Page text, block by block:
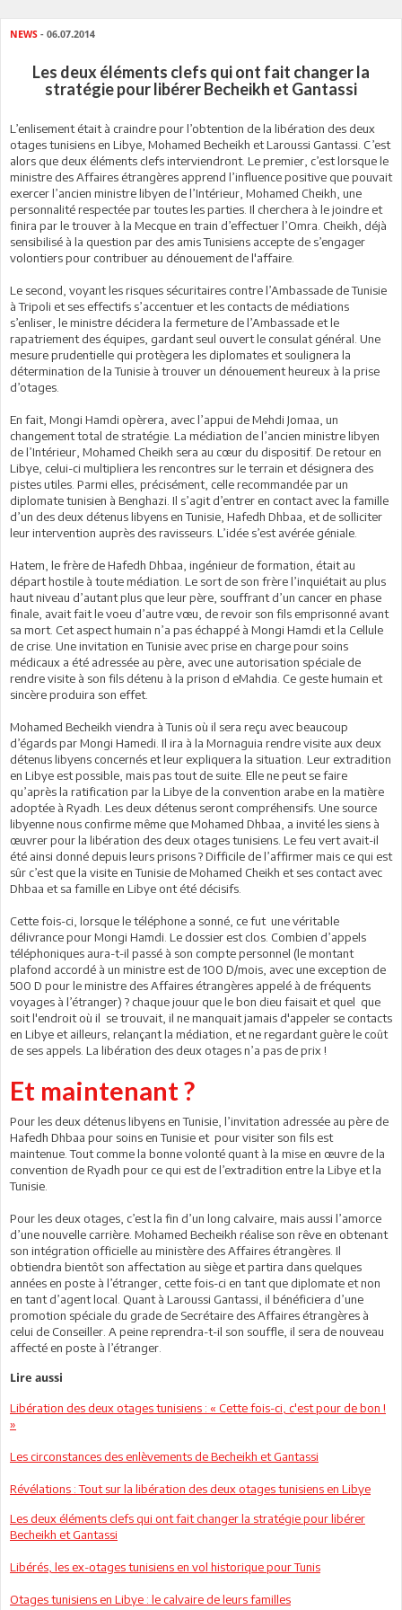
NEWS - 06.07.2014
Les deux éléments clefs qui ont fait changer la
stratégie pour libérer Becheikh et Gantassi
L’enlisement était à craindre pour l’obtention de la libération des deux
otages tunisiens en Libye, Mohamed Becheikh et Laroussi Gantassi. C’est
alors que deux éléments clefs interviendront. Le premier, c’est lorsque le
ministre des Affaires étrangères apprend l’influence positive que pouvait
exercer l’ancien ministre libyen de l’Intérieur, Mohamed Cheikh, une
personnalité respectée par toutes les parties. Il cherchera à le joindre et
finira par le trouver à la Mecque en train d’effectuer l’Omra. Cheikh, déjà
sensibilisé à la question par des amis Tunisiens accepte de s’engager
volontiers pour contribuer au dénouement de l'affaire.
Le second, voyant les risques sécuritaires contre l’Ambassade de Tunisie
à Tripoli et ses effectifs s’accentuer et les contacts de médiations
s’enliser, le ministre décidera la fermeture de l’Ambassade et le
rapatriement des équipes, gardant seul ouvert le consulat général. Une
mesure prudentielle qui protègera les diplomates et soulignera la
détermination de la Tunisie à trouver un dénouement heureux à la prise
d’otages.
En fait, Mongi Hamdi opèrera, avec l’appui de Mehdi Jomaa, un
changement total de stratégie. La médiation de l’ancien ministre libyen
de l’Intérieur, Mohamed Cheikh sera au cœur du dispositif. De retour en
Libye, celui-ci multipliera les rencontres sur le terrain et désignera des
pistes utiles. Parmi elles, précisément, celle recommandée par un
diplomate tunisien à Benghazi. Il s’agit d’entrer en contact avec la famille
d’un des deux détenus libyens en Tunisie, Hafedh Dhbaa, et de solliciter
leur intervention auprès des ravisseurs. L’idée s’est avérée géniale.
Hatem, le frère de Hafedh Dhbaa, ingénieur de formation, était au
départ hostile à toute médiation. Le sort de son frère l’inquiétait au plus
haut niveau d’autant plus que leur père, souffrant d’un cancer en phase
finale, avait fait le voeu d’autre vœu, de revoir son fils emprisonné avant
sa mort. Cet aspect humain n’a pas échappé à Mongi Hamdi et la Cellule
de crise. Une invitation en Tunisie avec prise en charge pour soins
médicaux a été adressée au père, avec une autorisation spéciale de
rendre visite à son fils détenu à la prison d eMahdia. Ce geste humain et
sincère produira son effet.
Mohamed Becheikh viendra à Tunis où il sera reçu avec beaucoup
d’égards par Mongi Hamedi. Il ira à la Mornaguia rendre visite aux deux
détenus libyens concernés et leur expliquera la situation. Leur extradition
en Libye est possible, mais pas tout de suite. Elle ne peut se faire
qu’après la ratification par la Libye de la convention arabe en la matière
adoptée à Ryadh. Les deux détenus seront compréhensifs. Une source
libyenne nous confirme même que Mohamed Dhbaa, a invité les siens à
œuvrer pour la libération des deux otages tunisiens. Le feu vert avait-il
été ainsi donné depuis leurs prisons ? Difficile de l’affirmer mais ce qui est
sûr c’est que la visite en Tunisie de Mohamed Cheikh et ses contact avec
Dhbaa et sa famille en Libye ont été décisifs.
Cette fois-ci, lorsque le téléphone a sonné, ce fut une véritable
délivrance pour Mongi Hamdi. Le dossier est clos. Combien d’appels
téléphoniques aura-t-il passé à son compte personnel (le montant
plafond accordé à un ministre est de 100 D/mois, avec une exception de
500 D pour le ministre des Affaires étrangères appelé à de fréquents
voyages à l’étranger) ? chaque jouur que le bon dieu faisait et quel que
soit l'endroit où il se trouvait, il ne manquait jamais d'appeler se contacts
en Libye et ailleurs, relançant la médiation, et ne regardant guère le coût
de ses appels. La libération des deux otages n’a pas de prix !
Et maintenant ?
Pour les deux détenus libyens en Tunisie, l’invitation adressée au père de
Hafedh Dhbaa pour soins en Tunisie et pour visiter son fils est
maintenue. Tout comme la bonne volonté quant à la mise en œuvre de la
convention de Ryadh pour ce qui est de l’extradition entre la Libye et la
Tunisie.
Pour les deux otages, c’est la fin d’un long calvaire, mais aussi l’amorce
d’une nouvelle carrière. Mohamed Becheikh réalise son rêve en obtenant
son intégration officielle au ministère des Affaires étrangères. Il
obtiendra bientôt son affectation au siège et partira dans quelques
années en poste à l’étranger, cette fois-ci en tant que diplomate et non
en tant d’agent local. Quant à Laroussi Gantassi, il bénéficiera d’une
promotion spéciale du grade de Secrétaire des Affaires étrangères à
celui de Conseiller. A peine reprendra-t-il son souffle, il sera de nouveau
affecté en poste à l’étranger.
Lire aussi
Libération des deux otages tunisiens : « Cette fois-ci, c'est pour de bon !
»
Les circonstances des enlèvements de Becheikh et Gantassi
Révélations : Tout sur la libération des deux otages tunisiens en Libye
Les deux éléments clefs qui ont fait changer la stratégie pour libérer
Becheikh et Gantassi
Libérés, les ex-otages tunisiens en vol historique pour Tunis
Otages tunisiens en Libye : le calvaire de leurs familles